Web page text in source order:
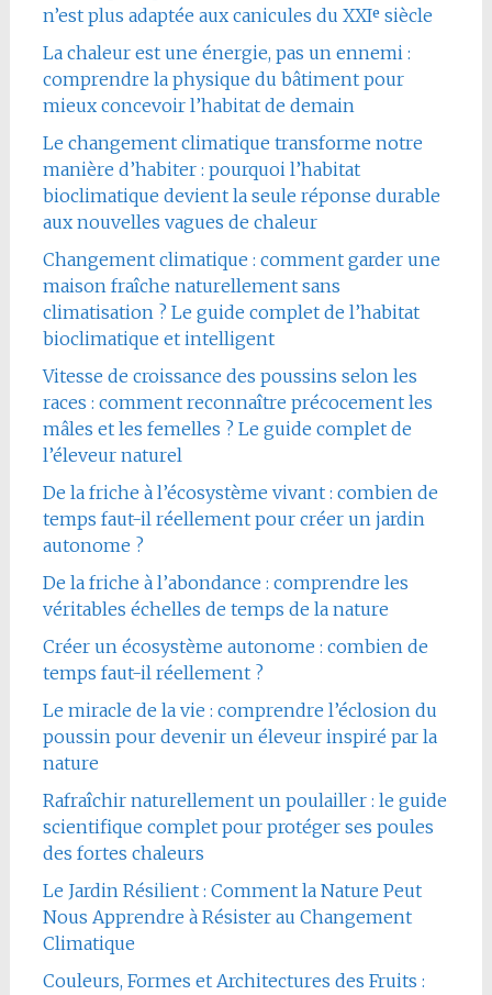
n’est plus adaptée aux canicules du XXIᵉ siècle
La chaleur est une énergie, pas un ennemi :
comprendre la physique du bâtiment pour
mieux concevoir l’habitat de demain
Le changement climatique transforme notre
manière d’habiter : pourquoi l’habitat
bioclimatique devient la seule réponse durable
aux nouvelles vagues de chaleur
Changement climatique : comment garder une
maison fraîche naturellement sans
climatisation ? Le guide complet de l’habitat
bioclimatique et intelligent
Vitesse de croissance des poussins selon les
races : comment reconnaître précocement les
mâles et les femelles ? Le guide complet de
l’éleveur naturel
De la friche à l’écosystème vivant : combien de
temps faut-il réellement pour créer un jardin
autonome ?
De la friche à l’abondance : comprendre les
véritables échelles de temps de la nature
Créer un écosystème autonome : combien de
temps faut-il réellement ?
Le miracle de la vie : comprendre l’éclosion du
poussin pour devenir un éleveur inspiré par la
nature
Rafraîchir naturellement un poulailler : le guide
scientifique complet pour protéger ses poules
des fortes chaleurs
Le Jardin Résilient : Comment la Nature Peut
Nous Apprendre à Résister au Changement
Climatique
Couleurs, Formes et Architectures des Fruits :